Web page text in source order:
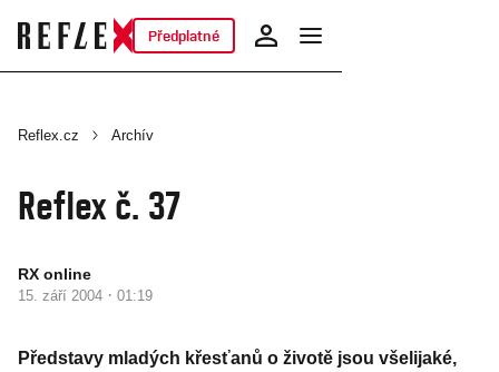
Předplatné
Reflex.cz Archív
Reflex č. 37
RX online
15. září 2004 · 01:19
Představy mladých křesťanů o životě jsou všelijaké,